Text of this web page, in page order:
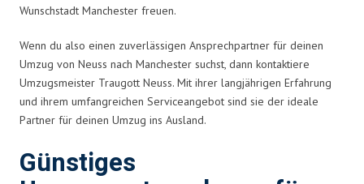
Wunschstadt Manchester freuen.
Wenn du also einen zuverlässigen Ansprechpartner für deinen
Umzug von Neuss nach Manchester suchst, dann kontaktiere
Umzugsmeister Traugott Neuss. Mit ihrer langjährigen Erfahrung
und ihrem umfangreichen Serviceangebot sind sie der ideale
Partner für deinen Umzug ins Ausland.
Günstiges